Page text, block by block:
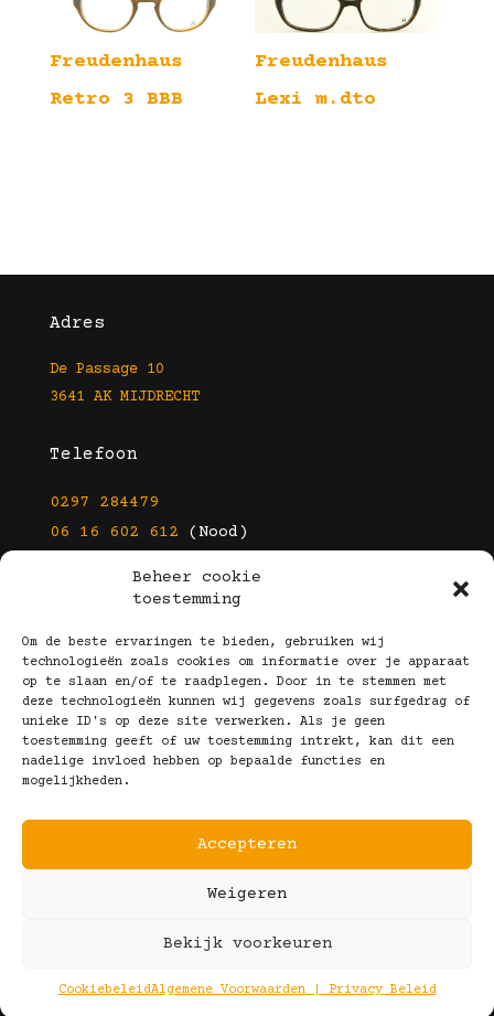
Beheer cookie
toestemming
Om de beste ervaringen te bieden, gebruiken wij
technologieën zoals cookies om informatie over je apparaat
op te slaan en/of te raadplegen. Door in te stemmen met
deze technologieën kunnen wij gegevens zoals surfgedrag of
unieke ID's op deze site verwerken. Als je geen
toestemming geeft of uw toestemming intrekt, kan dit een
nadelige invloed hebben op bepaalde functies en
mogelijkheden.
Accepteren
Weigeren
Bekijk voorkeuren
CookiebeleidAlgemene Voorwaarden | Privacy Beleid
Freudenhaus
Retro 3 BBB
Freudenhaus
Lexi m.dto
Adres
De Passage 10
3641 AK MIJDRECHT
Telefoon
0297 284479
06 16 602 612 (Nood)
info@kootbrillen.nl
Volg Ons!
Copyright © 2025 Koot Brillen
Algemene Voorwaarden